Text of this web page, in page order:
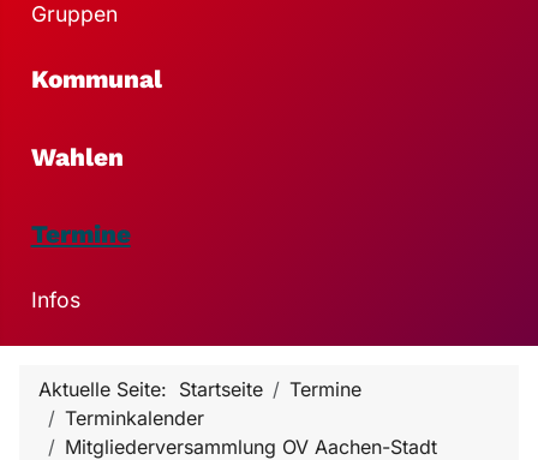
Gruppen
Kommunal
Wahlen
Termine
Infos
Aktuelle Seite: Startseite
Termine
Terminkalender
Mitgliederversammlung OV Aachen-Stadt